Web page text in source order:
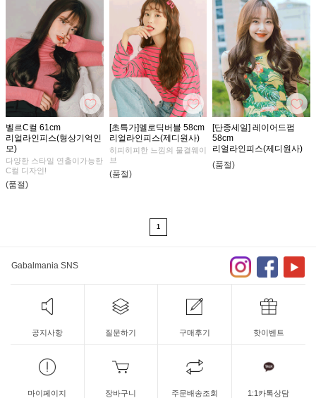
벨르C컬 61cm
리얼라인피스(형상기억인
모)
다양한 스타일 연출이가능한
C컬 디자인!
(품절)
[초특가]멜로딕버블 58cm
리얼라인피스(제디원사)
히피히피한 느낌의 물결웨이
브
(품절)
[단종세일] 레이어드펌
58cm
리얼라인피스(제디원사)
(품절)
1
Gabalmania SNS
공지사항 질문하기 구매후기 핫이벤트
마이페이지 장바구니 주문배송조회 1:1카톡상담